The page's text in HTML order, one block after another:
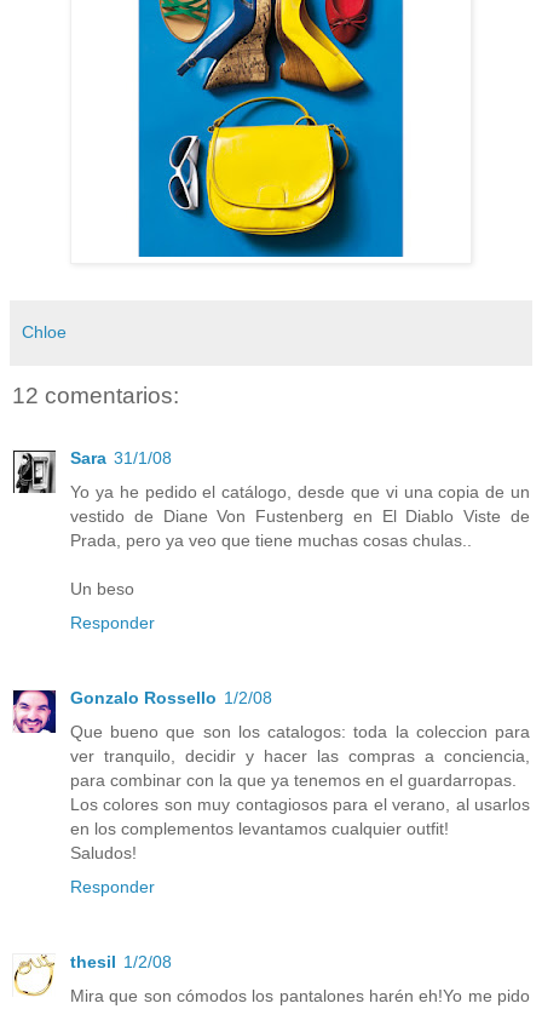
Chloe
12 comentarios:
Sara 31/1/08
Yo ya he pedido el catálogo, desde que vi una copia de un
vestido de Diane Von Fustenberg en El Diablo Viste de
Prada, pero ya veo que tiene muchas cosas chulas..
Un beso
Responder
Gonzalo Rossello 1/2/08
Que bueno que son los catalogos: toda la coleccion para
ver tranquilo, decidir y hacer las compras a conciencia,
para combinar con la que ya tenemos en el guardarropas.
Los colores son muy contagiosos para el verano, al usarlos
en los complementos levantamos cualquier outfit!
Saludos!
Responder
thesil 1/2/08
Mira que son cómodos los pantalones harén eh!Yo me pido